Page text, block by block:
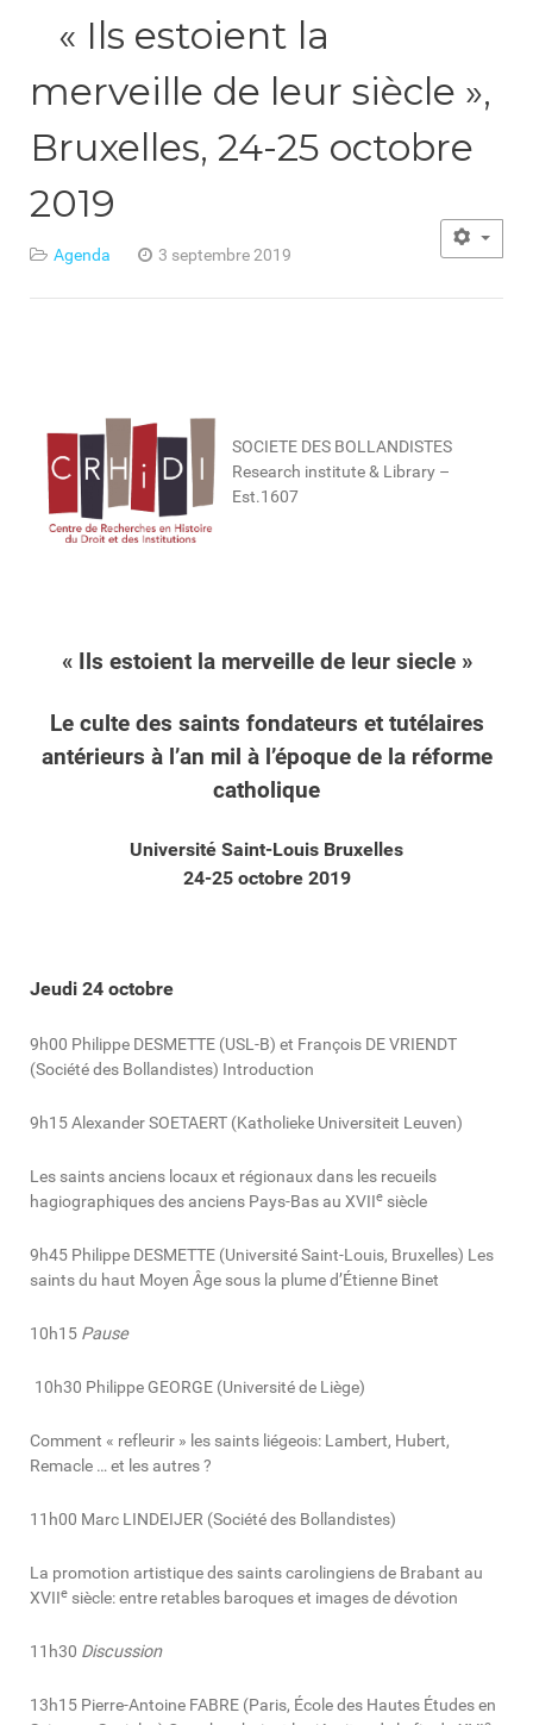
« Ils estoient la
merveille de leur siècle »,
Bruxelles, 24-25 octobre
2019
Agenda 3 septembre 2019
SOCIETE DES BOLLANDISTES
Research institute & Library –
Est.1607
« Ils estoient la merveille de leur siecle »
Le culte des saints fondateurs et tutélaires
antérieurs à l’an mil à l’époque de la réforme
catholique
Université Saint-Louis Bruxelles
24-25 octobre 2019
Jeudi 24 octobre
9h00 Philippe DESMETTE (USL-B) et François DE VRIENDT
(Société des Bollandistes) Introduction
9h15 Alexander SOETAERT (Katholieke Universiteit Leuven)
Les saints anciens locaux et régionaux dans les recueils
hagiographiques des anciens Pays-Bas au XVIIe siècle
9h45 Philippe DESMETTE (Université Saint-Louis, Bruxelles) Les
saints du haut Moyen Âge sous la plume d’Étienne Binet
10h15 Pause
10h30 Philippe GEORGE (Université de Liège)
Comment « refleurir » les saints liégeois: Lambert, Hubert,
Remacle … et les autres ?
11h00 Marc LINDEIJER (Société des Bollandistes)
La promotion artistique des saints carolingiens de Brabant au
XVIIe siècle: entre retables baroques et images de dévotion
11h30 Discussion
13h15 Pierre-Antoine FABRE (Paris, École des Hautes Études en